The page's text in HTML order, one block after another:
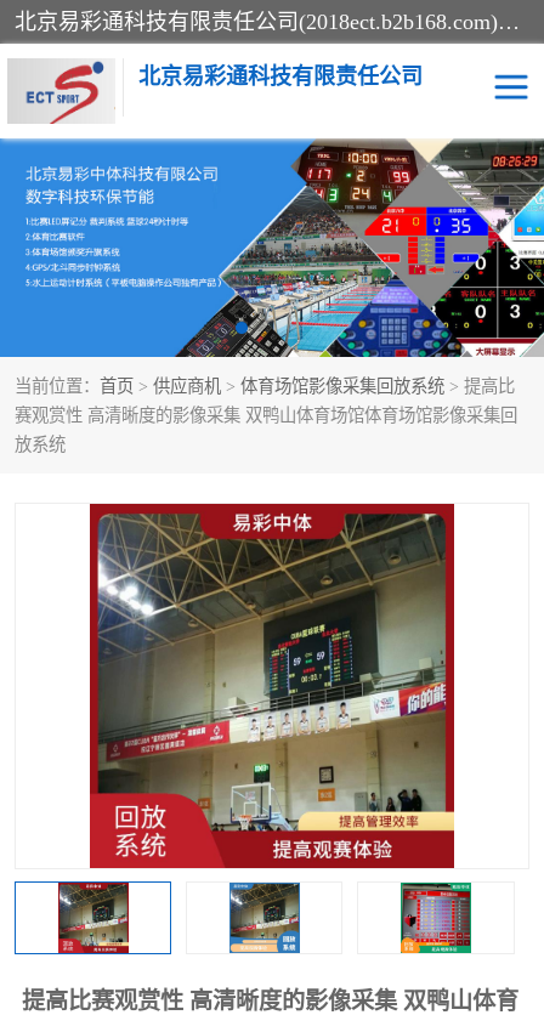
北京易彩通科技有限责任公司(2018ect.b2b168.com)主要提供陕西计时记分系统，全国统一热线：15611947915.北京易彩通科技有限责任公司有一支长期从事智能控制系统研发的高素质的队伍，具有嵌入式系统，视频系统、通信系统、网络系统，体育计时系统的知识和技能。强力打造体育比赛计时计分系统、智能升降旗系统、标准时钟系统、赛事编排及信息发布系统，为用户提供较新的，较廉价的，应用解决方案。
北京易彩通科技有限责任公司
当前位置： 首页 > 供应商机 > 体育场馆影像采集回放系统 > 提高比
赛观赏性 高清晰度的影像采集 双鸭山体育场馆体育场馆影像采集回
放系统
提高比赛观赏性 高清晰度的影像采集 双鸭山体育
记分系统 游泳计时系统
智能颁奖旗系统 GPS同步时钟系统
计时计分及成绩处理系统 计时记分系统
体育场馆影像采集回放系
统
游泳馆水下摄影采集救生
标准同步时钟系统